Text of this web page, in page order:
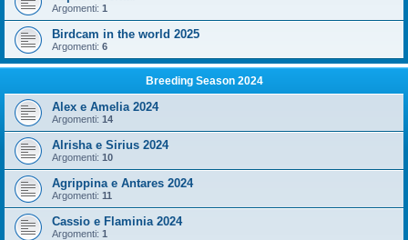
Argomenti: 1
Birdcam in the world 2025
Argomenti: 6
Breeding Season 2024
Alex e Amelia 2024
Argomenti: 14
Alrisha e Sirius 2024
Argomenti: 10
Agrippina e Antares 2024
Argomenti: 11
Cassio e Flaminia 2024
Argomenti: 1